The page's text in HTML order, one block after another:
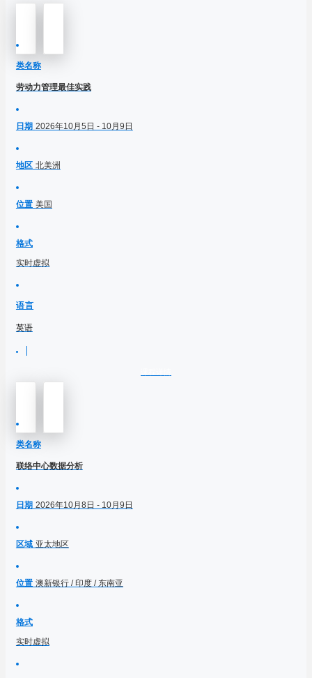
类名称
劳动力管理最佳实践
日期 2026年10月5日 - 10月9日
地区 北美洲
位置 美国
格式
实时虚拟
语言
英语
类名称
联络中心数据分析
日期 2026年10月8日 - 10月9日
区域 亚太地区
位置 澳新银行 / 印度 / 东南亚
格式
实时虚拟